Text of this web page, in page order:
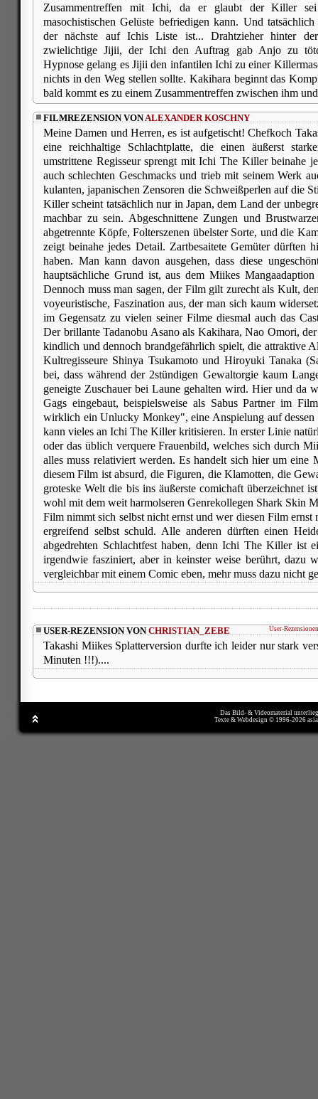
Zusammentreffen mit Ichi, da er glaubt der Killer
masochistischen Gelüste befriedigen kann. Und
der nächste auf Ichis Liste ist... Drahtzieher hinter
zwielichtige Jijii, der Ichi den Auftrag gab Anjo zu
Hypnose gelang es Jijii den infantilen Ichi zu einer
nichts in den Weg stellen sollte. Kakihara beginnt das
bald kommt es zu einem Zusammentreffen zwischen ihm
FILMREZENSION VONALEXANDER KOSCHNY
Meine Damen und Herren, es ist aufgetischt! Chefkoch
eine reichhaltige Schlachtplatte, die einen äußerst
umstrittene Regisseur sprengt mit Ichi The Killer beinahe
auch schlechten Geschmacks und trieb mit seinem Werk
kulanten, japanischen Zensoren die Schweißperlen auf die
Killer scheint tatsächlich nur in Japan, dem Land der
machbar zu sein. Abgeschnittene Zungen und
abgetrennte Köpfe, Folterszenen übelster Sorte, und die
zeigt beinahe jedes Detail. Zartbesaitete Gemüter dürften
haben. Man kann davon ausgehen, dass diese
hauptsächliche Grund ist, aus dem Miikes
Dennoch muss man sagen, der Film gilt zurecht als Kult,
voyeuristische, Faszination aus, der man sich kaum
im Gegensatz zu vielen seiner Filme diesmal auch das
Der brillante Tadanobu Asano als Kakihara, Nao Omori,
kindlich und dennoch brandgefährlich spielt, die attraktive
Kultregisseure Shinya Tsukamoto und Hiroyuki Tanaka
bei, dass während der 2stündigen Gewaltorgie kaum
geneigte Zuschauer bei Laune gehalten wird. Hier und da
Gags eingebaut, beispielsweise als Sabus Partner im
wirklich ein Unlucky Monkey", eine Anspielung auf
kann vieles an Ichi The Killer kritisieren. In erster Linie
oder das üblich verquere Frauenbild, welches sich durch
alles muss relativiert werden. Es handelt sich hier um eine
diesem Film ist absurd, die Figuren, die Klamotten, die
groteske Welt die bis ins äußerste comichaft überzeichnet
wohl mit dem weit harmolseren Genrekollegen Shark Skin
Film nimmt sich selbst nicht ernst und wer diesen Film ernst
ergreifend selbst schuld. Alle anderen dürften einen
abgedrehten Schlachtfest haben, denn Ichi The Killer ist
irgendwie fasziniert, aber in keinster weise berührt, dazu
vergleichbar mit einem Comic eben, mehr muss dazu nicht
User-
USER-REZENSION VONCHRISTIAN_ZEBE
Takashi Miikes Splatterversion durfte ich leider nur stark
Minuten !!!)....
Das Bild- & Videomaterial
Texte & Webdesign © 1996-2026